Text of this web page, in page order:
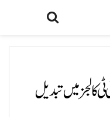
کالجز میں تبدیل